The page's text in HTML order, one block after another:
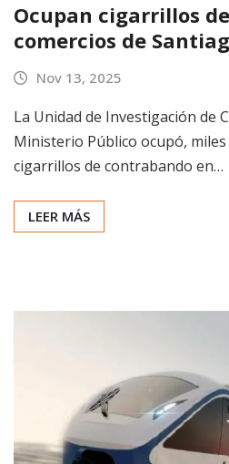
Ocupan cigarrillos
comercios de
Nov 13, 2025
La Unidad de Investigación de
Ministerio Público ocupó, miles
cigarrillos de contrabando en…
LEER MÁS